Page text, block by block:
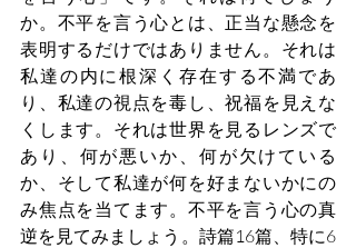
か。不平を言う心とは、正当な懸念を
表明するだけではありません。それは
私達の内に根深く存在する不満であ
り、私達の視点を毒し、祝福を見えな
くします。それは世界を見るレンズで
あり、何が悪いか、何が欠けている
か、そして私達が何を好まないかにの
み焦点を当てます。不平を言う心の真
逆を見てみましょう。詩篇16篇、特に6